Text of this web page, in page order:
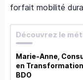
forfait mobilité
Découvrez le
Marie-Anne,
en
BDO